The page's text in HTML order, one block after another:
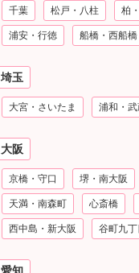
千葉 松戸・八柱 柏
浦安・行徳 船橋・西船橋
埼玉
大宮・さいたま 浦和・
大阪
京橋・守口 堺・南大阪
天満・南森町 心斎橋
西中島・新大阪 谷町九丁